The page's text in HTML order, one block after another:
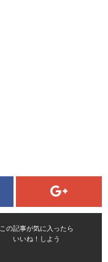
この記事が気に入ったら
いいね！しよう